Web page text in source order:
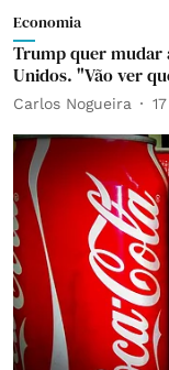
Economia
Trump quer mudar
Unidos. "Vão ver
Carlos Nogueira